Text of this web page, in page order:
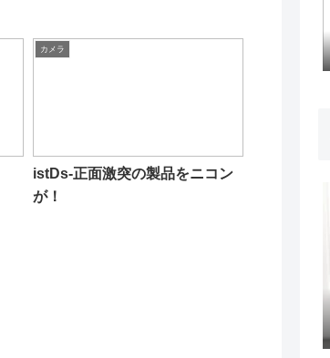
カメラ
istDs-正面激突の製品をニコン
が！